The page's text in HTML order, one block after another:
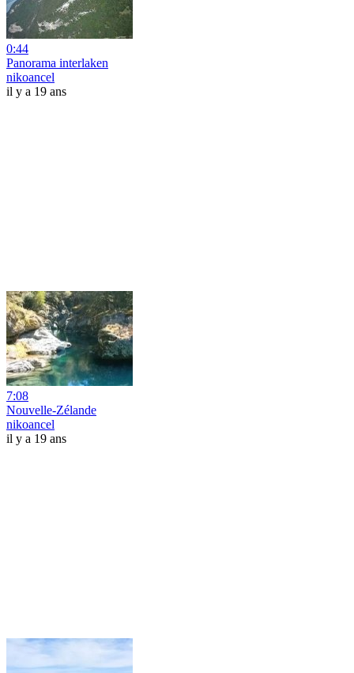
0:44
Panorama interlaken
nikoancel
il y a 19 ans
7:08
Nouvelle-Zélande
nikoancel
il y a 19 ans